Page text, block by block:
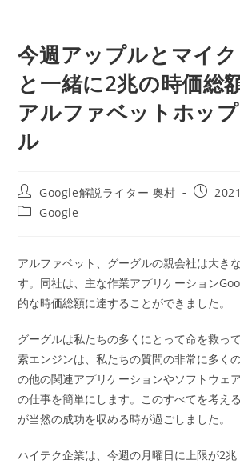
今週アップルとマイ
と一緒に2兆の時価総
アルファベットホッ
ル
投
稿
者:
Google解説ライター 奥村
投
投
テ
ゴ
リ
ー:
Google
アルファベット、グーグルの親会社は大き
す。同社は、主な作業アプリケーション
的な時価総額に達することができました。
グーグルは私たちの多くにとって命を救っ
索エンジンは、私たちの質問の非常に多く
の他の関連アプリケーションやソフトウェ
の仕事を簡単にします。このすべてを考え
が当然の成功を収める時が過ごしました。
ハイテク企業は、今週の月曜日に上限が2兆